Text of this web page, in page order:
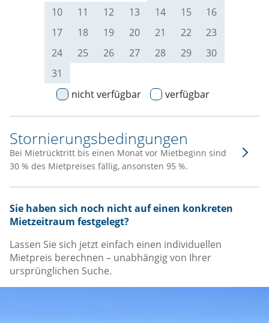
10
11 12 13 14 15
16
17
18 19 20 21 22
23
24
25 26 27 28 29
30
31
nicht verfügbar
verfügbar
Stornierungsbedingungen
Bei Mietrücktritt bis einen Monat vor Mietbeginn sind
30 % des Mietpreises fällig, ansonsten 95 %.
Sie haben sich noch nicht auf einen konkreten
Mietzeitraum festgelegt?
Lassen Sie sich jetzt einfach einen individuellen
Mietpreis berechnen – unabhängig von Ihrer
ursprünglichen Suche.